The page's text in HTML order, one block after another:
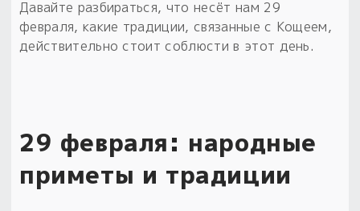
Давайте разбираться, что несёт нам 29
февраля, какие традиции, связанные с Кощеем,
действительно стоит соблюсти в этот день.
29 февраля: народные
приметы и традиции